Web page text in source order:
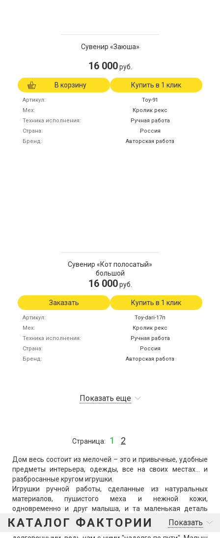
Сувенир «Заюша»
16 000 руб.
В корзину Купить в 1 клик
Артикул
Toy-91
Мех
Кролик рекс
Техника исполнения
Ручная работа
Страна
Россия
Бренд
Авторская работа
Сувенир «Кот полосатый»
большой
16 000 руб.
Заказать Купить в 1 клик
Артикул
Toy-dari-17п
Мех
Кролик рекс
Техника исполнения
Ручная работа
Страна
Россия
Бренд
Авторская работа
Показать еще
Страница 1 2
Дом весь состоит из мелочей – это и привычные, удобные
предметы интерьера, одежды, все на своих местах… и
разбросанные кругом игрушки.
Игрушки ручной работы, сделанные из натуральных
материалов, пушистого меха и нежной кожи,
одновременно и друг малыша, и та маленькая деталь
интерьера, которая полностью преображает пространство
вокруг. Игрушки должны быть качественными и
КАТАЛОГ ФАКТОРИИ Показать